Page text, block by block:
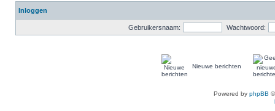
Inloggen
Gebruikersnaam: Wachtwoord:
Nieuwe berichten
Powered by phpBB